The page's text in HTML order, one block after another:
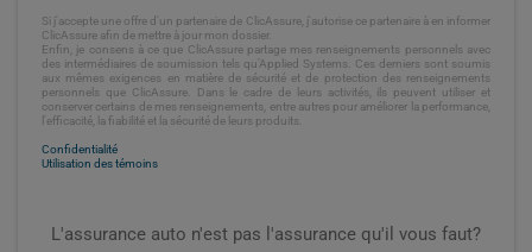
Si j'accepte une offre d'un partenaire de ClicAssure, j'autorise ce partenaire à en informer
ClicAssure afin de mettre à jour mon dossier.
Enfin, je consens à ce que ClicAssure partage mes renseignements personnels avec
des intermédiaires de soumission tels qu’Applied Systems. Ces derniers sont soumis
aux mêmes exigences en matière de sécurité et de protection des renseignements
personnels que ClicAssure. Dans le cadre de leurs activités, ils peuvent utiliser et
conserver certains de mes renseignements, entre autres pour améliorer la performance,
l'efficacité, la fiabilité et la sécurité de leurs produits.
Confidentialité
Utilisation des témoins
L'assurance auto n'est pas l'assurance qu'il vous faut?